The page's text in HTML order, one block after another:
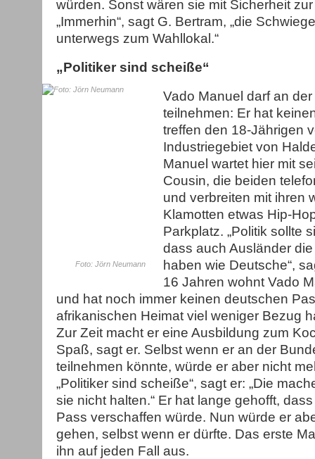
würden. Sonst wären sie mit Sicherheit
„Immerhin“, sagt G. Bertram, „die
unterwegs zum Wahllokal.“
„Politiker sind scheiße“
Foto: Jörn Neumann
Vado Manuel darf an
teilnehmen: Er hat
treffen den 18-Jährigen
Industriegebiet von
Manuel wartet hier mit
Cousin, die beiden
und verbreiten mit ihren
Klamotten etwas Hip-
Parkplatz. „Politik sollte
dass auch Ausländer
haben wie Deutsche“,
16 Jahren wohnt Vado
und hat noch immer keinen deutschen
afrikanischen Heimat viel weniger Bezug
Zur Zeit macht er eine Ausbildung zum
Spaß, sagt er. Selbst wenn er an der
teilnehmen könnte, würde er aber nicht
„Politiker sind scheiße“, sagt er: „Die
sie nicht halten.“ Er hat lange gehofft,
Pass verschaffen würde. Nun würde er
gehen, selbst wenn er dürfte. Das erste
ihn auf jeden Fall aus.